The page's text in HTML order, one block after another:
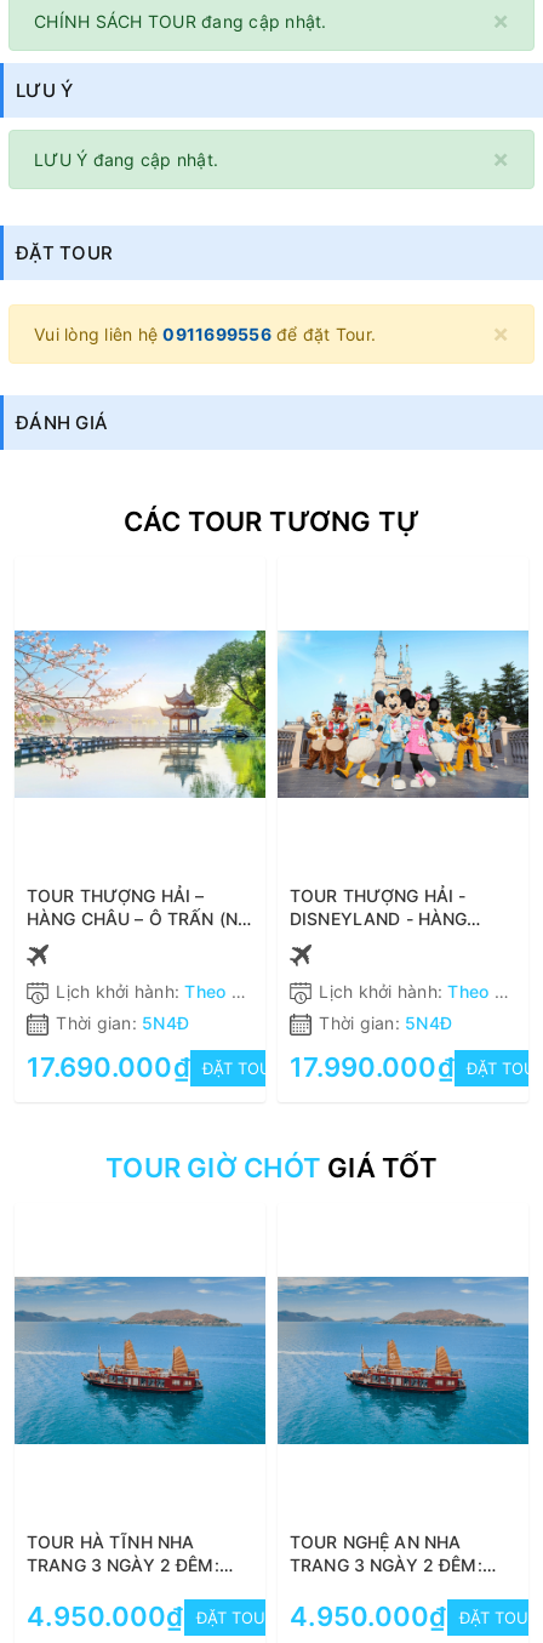
×
CHÍNH SÁCH TOUR đang cập nhật.
LƯU Ý
×
LƯU Ý đang cập nhật.
ĐẶT TOUR
×
Vui lòng liên hệ0911699556để đặt Tour.
ĐÁNH GIÁ
CÁC TOUR TƯƠNG TỰ
TOUR THƯỢNG HẢI –
HÀNG CHÂU – Ô TRẤN (NO
SHOPPING) 5N4Đ XUẤT
PHÁT HÀ NỘI
Lịch khởi hành:Theo khách hàng
Thời gian: 5N4Đ
17.690.000₫ ĐẶT TOUR
TOUR THƯỢNG HẢI -
DISNEYLAND - HÀNG
CHÂU - Ô TRẤN (NO
SHOPPING) 5N4Đ XUẤT
PHÁT TỪ HÀ NỘI
Lịch khởi hành:Theo khách hàng
Thời gian: 5N4Đ
17.990.000₫ ĐẶT
TOUR GIỜ CHÓT GIÁ TỐT
TOUR HÀ TĨNH NHA
TRANG 3 NGÀY 2 ĐÊM:
BÌNH BA - ĐIỆP SƠN - VỊNH
4.950.000₫ ĐẶT TOUR
TOUR NGHỆ AN NHA
TRANG 3 NGÀY 2 ĐÊM:
BÌNH BA - ĐIỆP SƠN - VỊNH
4.950.000₫ ĐẶT TOUR